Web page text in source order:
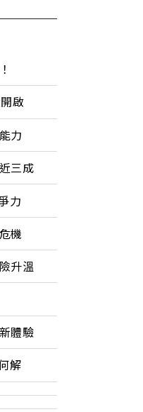
啟
力
三成
力
機
升溫
體驗
解